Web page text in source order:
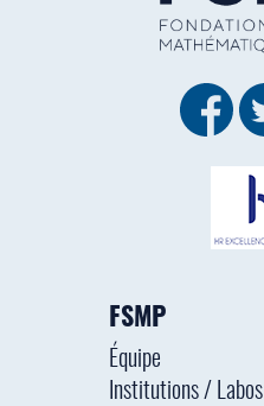
FSMP
Équipe
Institutions / Labos